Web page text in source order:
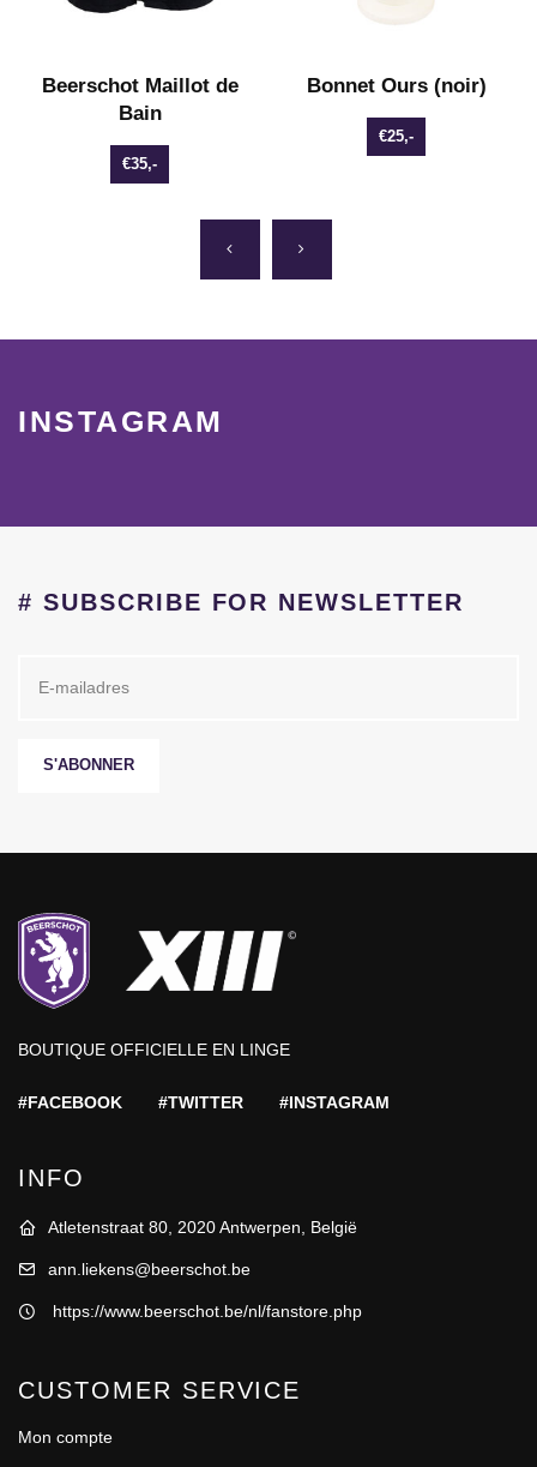
Beerschot Maillot de
Bain
€35,-
Bonnet Ours (noir)
€25,-
INSTAGRAM
# SUBSCRIBE FOR NEWSLETTER
S'ABONNER
BOUTIQUE OFFICIELLE EN LINGE
#FACEBOOK #TWITTER #INSTAGRAM
INFO
Atletenstraat 80, 2020 Antwerpen, België
ann.liekens@beerschot.be
https://www.beerschot.be/nl/fanstore.php
CUSTOMER SERVICE
Mon compte